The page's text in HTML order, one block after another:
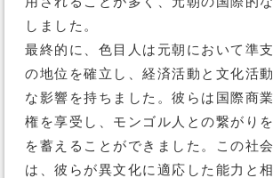
しました。
最終的に、色目人は元朝において準
の地位を確立し、経済活動と文化活
な影響を持ちました。彼らは国際商
権を享受し、モンゴル人との繋がり
を蓄えることができました。この社
は、彼らが異文化に適応した能力と